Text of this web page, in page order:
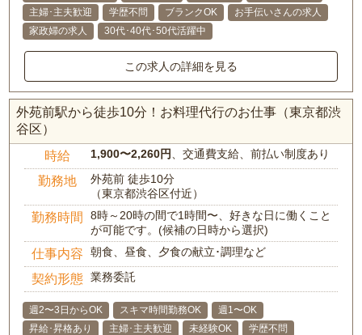
主婦･主夫歓迎
学歴不問 ブランクOK
お手伝いさんの求人
家政婦の求人
30代･40代･50代活躍中
この求人の詳細を見る
外苑前駅から徒歩10分！お料理代行のお仕事（東京都渋
谷区）
時給 1,900〜2,260円 、交通費支給、前払い制度あり
勤務地
外苑前 徒歩10分
（東京都渋谷区付近）
勤務時間
8時～20時の間で1時間〜、好きな日に働くこと
が可能です。(候補の日時から選択)
仕事内容 朝食、昼食、夕食の献立･調理など
契約形態 業務委託
週2〜3日からOK スキマ時間勤務OK
週1〜OK
昇給･昇格あり
主婦･主夫歓迎 未経験OK
学歴不問